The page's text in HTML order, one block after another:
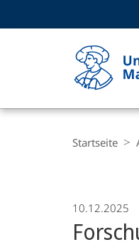
Navigation
Startseite
10.12.2025